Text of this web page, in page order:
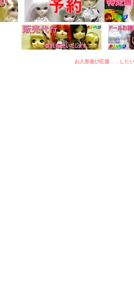
お人形遊び応援．．したい